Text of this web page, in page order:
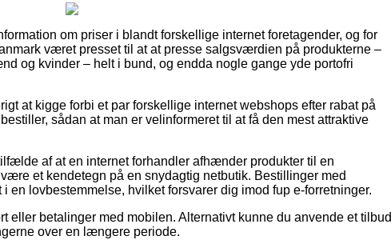
om priser i blandt forskellige internet foretagender, og for
været presset til at at presse salgsværdien på produkterne –
og kvinder – helt i bund, og endda nogle gange yde portofri
at kigge forbi et par forskellige internet webshops efter rabat på
sådan at man er velinformeret til at få den mest attraktive
af at en internet forhandler afhænder produkter til en
et kendetegn på en snydagtig netbutik. Bestillinger med
en lovbestemmelse, hvilket forsvarer dig imod fup e-forretninger.
eller betalinger med mobilen. Alternativt kunne du anvende et tilbud
over en længere periode.